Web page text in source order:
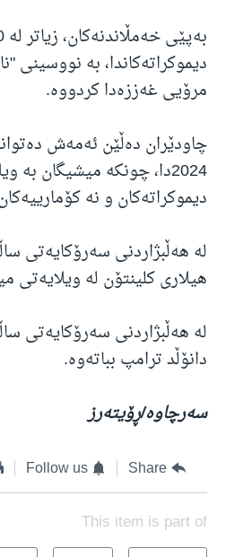
دیموکراتەکاندا، بە نووسینی
مرۆیی غەززەدا کردووە.
2024دا، چونکە میشیگان
دیموکراتەکان و نە
هیلاری کلینتۆن لە ویلایەتی
دانۆڵد ترامپ بباتەوە.
سەرچاوە/ڕۆیتەرز
Share
Follow us
This item is part of